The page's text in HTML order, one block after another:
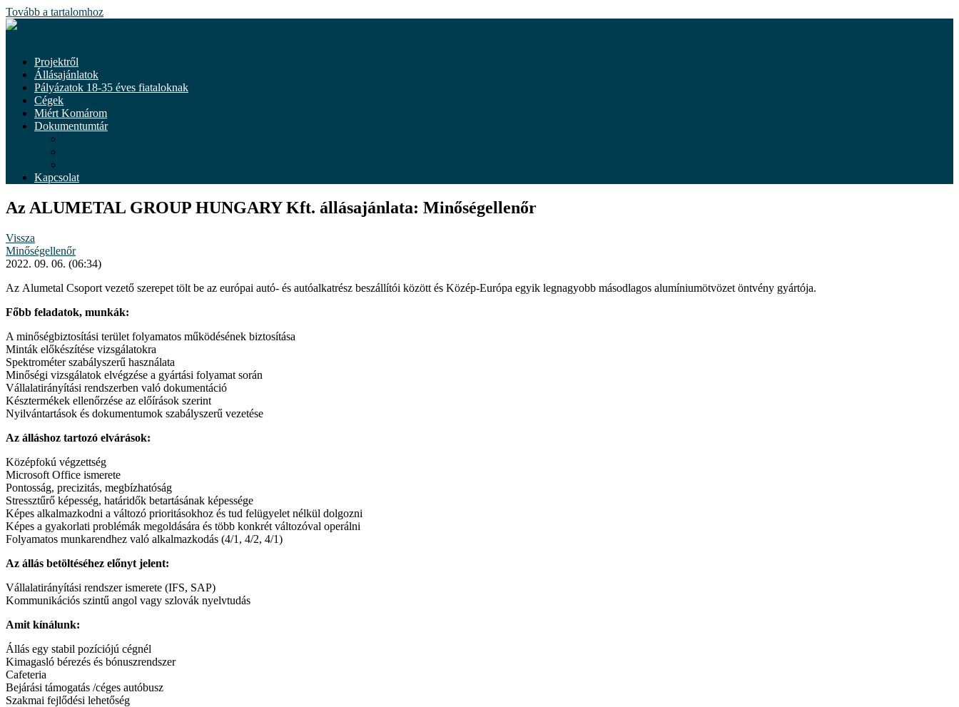
Tovább a tartalomhoz
Projektről
Állásajánlatok
Pályázatok 18-35 éves fiataloknak
Cégek
Miért Komárom
Dokumentumtár
Kapcsolat
Az ALUMETAL GROUP HUNGARY Kft. állásajánlata: Minőségellenőr
Vissza
Minőségellenőr
2022. 09. 06. (06:34)
Az Alumetal Csoport vezető szerepet tölt be az európai autó- és autóalkatrész beszállítói között és Közép-Európa egyik legnagyobb másodlagos alumíniumötvözet öntvény gyártója.
Főbb feladatok, munkák:
A minőségbiztosítási terület folyamatos működésének biztosítása
Minták előkészítése vizsgálatokra
Spektrométer szabályszerű használata
Minőségi vizsgálatok elvégzése a gyártási folyamat során
Vállalatirányítási rendszerben való dokumentáció
Késztermékek ellenőrzése az előírások szerint
Nyilvántartások és dokumentumok szabályszerű vezetése
Az álláshoz tartozó elvárások:
Középfokú végzettség
Microsoft Office ismerete
Pontosság, precizitás, megbízhatóság
Stressztűrő képesség, határidők betartásának képessége
Képes alkalmazkodni a változó prioritásokhoz és tud felügyelet nélkül dolgozni
Képes a gyakorlati problémák megoldására és több konkrét változóval operálni
Folyamatos munkarendhez való alkalmazkodás (4/1, 4/2, 4/1)
Az állás betöltéséhez előnyt jelent:
Vállalatirányítási rendszer ismerete (IFS, SAP)
Kommunikációs szintű angol vagy szlovák nyelvtudás
Amit kínálunk:
Állás egy stabil pozíciójú cégnél
Kimagasló bérezés és bónuszrendszer
Cafeteria
Bejárási támogatás /céges autóbusz
Szakmai fejlődési lehetőség